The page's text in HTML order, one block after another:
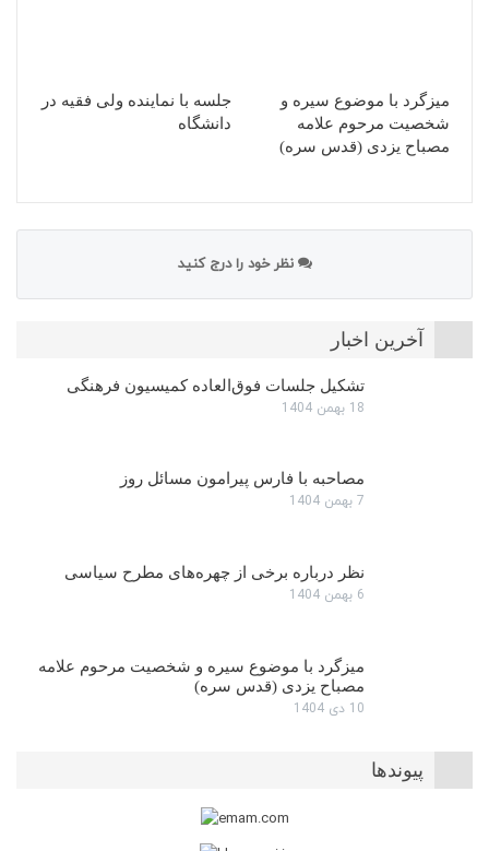
میزگرد با موضوع سیره و
شخصیت مرحوم علامه
مصباح یزدی (قدس سره)
جلسه با نماینده ولی فقیه در
دانشگاه
نظر خود را درج کنید
آخرین اخبار
تشکیل جلسات فوق‌العاده کمیسیون فرهنگی
18 بهمن 1404
مصاحبه با فارس پیرامون مسائل روز
7 بهمن 1404
نظر درباره برخی از چهره‌های مطرح سیاسی
6 بهمن 1404
میزگرد با موضوع سیره و شخصیت مرحوم علامه
مصباح یزدی (قدس سره)
10 دی 1404
پیوندها